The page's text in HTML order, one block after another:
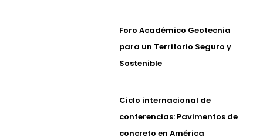
Foro Académico Geotecnia
para un Territorio Seguro y
Sostenible
Ciclo internacional de
conferencias: Pavimentos de
concreto en América